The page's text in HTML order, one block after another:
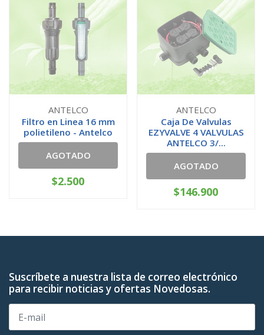
ANTELCO
Filtro en Linea 16 mm
polietileno - Antelco
AGOTADO
$2.500
ANTELCO
Caja De Valvulas
EZYVALVE 4 VALVULAS
ANTELCO 3/...
AGOTADO
$146.900
Suscríbete a nuestra lista de correo electrónico
para recibir noticias y ofertas Novedosas.